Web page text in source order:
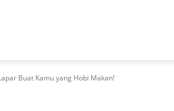
Buat Kamu yang Hobi Makan!